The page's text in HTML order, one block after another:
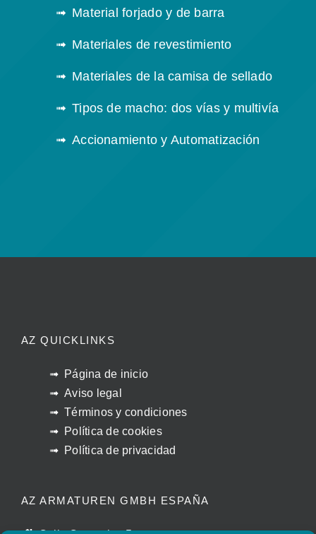
Material forjado y de barra
Materiales de revestimiento
Materiales de la camisa de sellado
Tipos de macho: dos vías y multivía
Accionamiento y Automatización
AZ QUICKLINKS
Página de inicio
Aviso legal
Términos y condiciones
Política de cookies
Política de privacidad
AZ ARMATUREN GMBH ESPAÑA